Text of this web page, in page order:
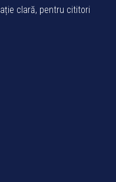
clară, pentru cititori